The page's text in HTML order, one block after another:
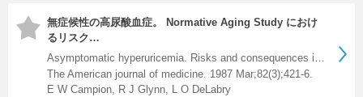
無症候性の高尿酸血症。 Normative Aging Study におけ
るリスク…
Asymptomatic hyperuricemia. Risks and consequences in the No…
The American journal of medicine. 1987 Mar;82(3);421-6.
E W Campion, R J Glynn, L O DeLabry